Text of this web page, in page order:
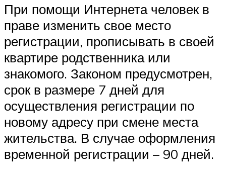
При помощи Интернета человек в
праве изменить свое место
регистрации, прописывать в своей
квартире родственника или
знакомого. Законом предусмотрен,
срок в размере 7 дней для
осуществления регистрации по
новому адресу при смене места
жительства. В случае оформления
временной регистрации – 90 дней.